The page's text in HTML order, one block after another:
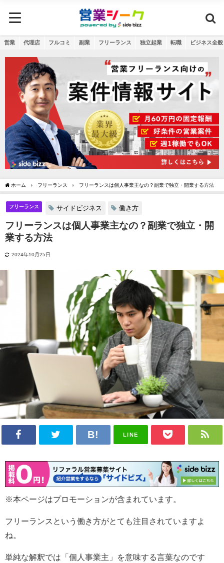
営業 代理店 フルコミ 副業 フリーランス 独立起業 転職 ビジネス全般
ホーム フリーランス フリーランスは個人事業主なの？副業で独立・開業する方法
フリーランス サイドビジネス 働き方
フリーランスは個人事業主なの？副業で独立・開
業する方法
2024年10月25日
LINE
※本ページはプロモーションが含まれています。
フリーランスという働き方がとても注目されていますよ
ね。
単純な解釈では「個人事業主」を意味する言葉なのです